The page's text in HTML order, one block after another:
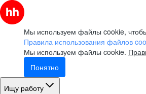
Мы используем файлы cookie,
Правила использования файлов
Мы используем файлы cookie.
Понятно
Ищу работу